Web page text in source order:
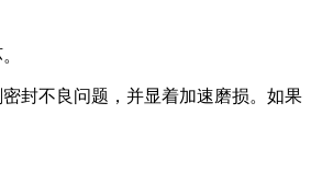
封不良问题，并显着加速磨损。如果